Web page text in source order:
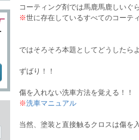
コーティング剤では馬鹿馬鹿しいぐ
※世に存在しているすべてのコーテ
ではそろそろ本題としてどうしたら
ずばり！！
傷を入れない洗車方法を覚える！！
※洗車マニュアル
当然、塗装と直接触るクロスは傷を